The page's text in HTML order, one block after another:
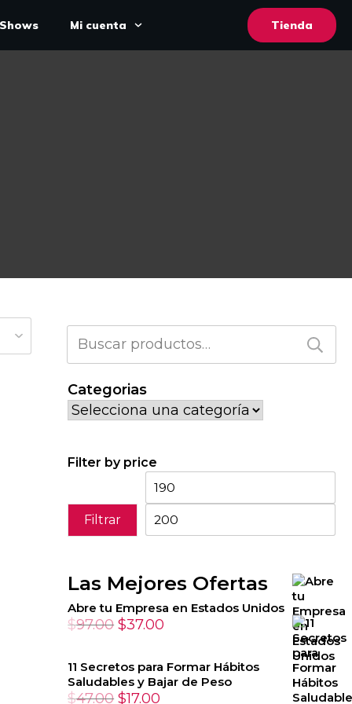
Shows Mi cuenta Tienda
Buscar
Categorias
Filter by price
Precio
mínimo
Filtrar
Las Mejores Ofertas
Abre tu Empresa en Estados Unidos
$97.00 El
original
era:
$37.00
actual
es:
11 Secretos para Formar Hábitos
Saludables y Bajar de Peso
$47.00 El
$17.00